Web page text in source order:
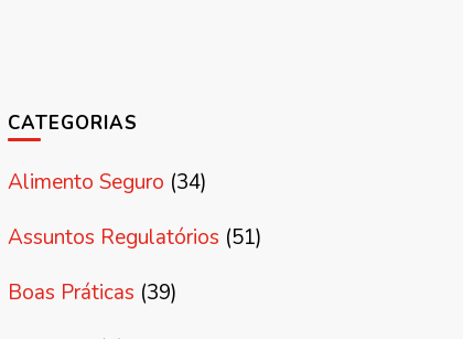
CATEGORIAS
Alimento Seguro (34)
Assuntos Regulatórios (51)
Boas Práticas (39)